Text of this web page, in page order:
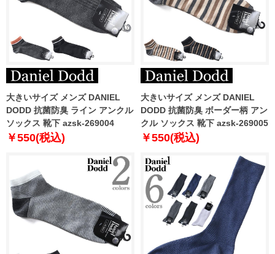
大きいサイズ メンズ DANIEL
DODD 抗菌防臭 ライン アンクル
ソックス 靴下 azsk-269004
￥550(税込)
大きいサイズ メンズ DANIEL
DODD 抗菌防臭 ボーダー柄 アン
クル ソックス 靴下 azsk-269005
￥550(税込)